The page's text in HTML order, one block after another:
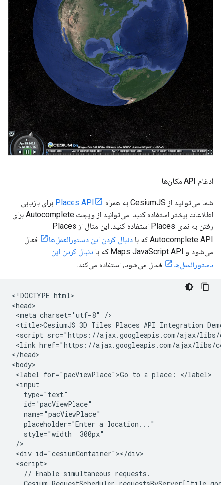
ادغام API مکان‌ها
شما می‌توانید از CesiumJS به همراه Places API برای بازیابی
اطلاعات بیشتر استفاده کنید. می‌توانید از ویجت Autocomplete برای
رفتن به نمای Places استفاده کنید. این مثال از Places
Autocomplete API که با
دنبال کردن این دستورالعمل‌ها
فعال
می‌شود و Maps JavaScript API که با
دنبال کردن این
دستورالعمل‌ها
فعال می‌شود، استفاده می‌کند.
<!DOCTYPE html>
<head>
<meta charset="utf-8" />
<title>CesiumJS 3D Tiles Places API Integration
<script src="https://ajax.googleapis.com/ajax/libs/
<link href="https://ajax.googleapis.com/ajax/libs/
</head>
<body>
<label for="pacViewPlace">Go to a place: </label>
<input
   type="text"
   id="pacViewPlace"
   name="pacViewPlace"
   placeholder="Enter a location..."
   style="width: 300px"
/>
<div id="cesiumContainer"></div>
<script>
   // Enable simultaneous requests.